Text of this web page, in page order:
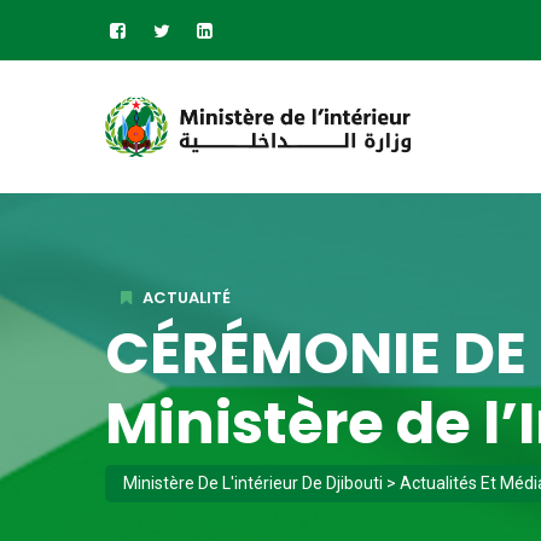
ACTUALITÉ
CÉRÉMONIE
Ministère de
Ministère De L'intérieur De Djibouti > Actualités Et